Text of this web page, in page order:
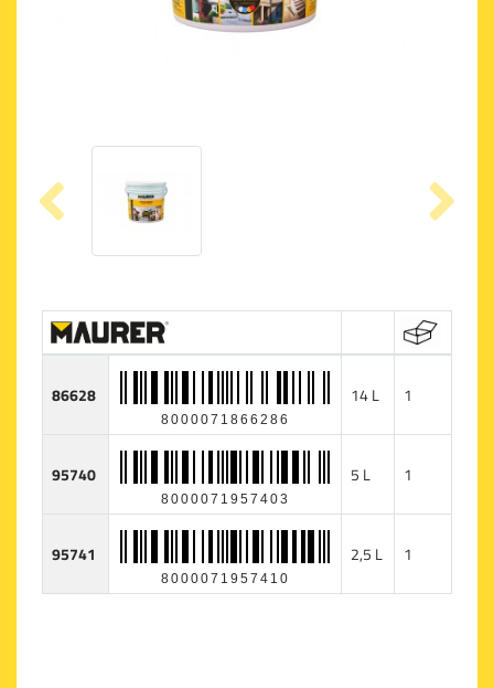
86628
8000071866286
14 L 1
95740
8000071957403
5 L 1
95741
8000071957410
2,5 L 1